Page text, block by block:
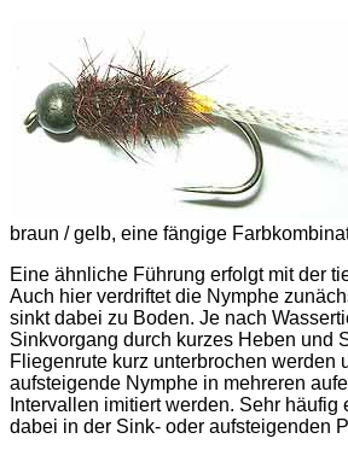
braun / gelb, eine fängige
Eine ähnliche Führung erfolgt mit der
Auch hier verdriftet die Nymphe
sinkt dabei zu Boden. Je nach
Sinkvorgang durch kurzes Heben und
Fliegenrute kurz unterbrochen werden
aufsteigende Nymphe in mehreren
Intervallen imitiert werden. Sehr häufig
dabei in der Sink- oder aufsteigenden